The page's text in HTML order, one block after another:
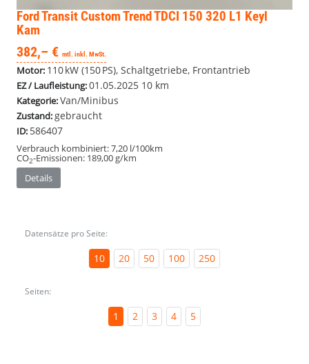
Ford Transit CustomTrend TDCI 150 320 L1 Keyl
Kam
382,– € mtl. inkl. MwSt.
Motor: 110 kW (150 PS), Schaltgetriebe, Frontantrieb
EZ / Laufleistung:01.05.2025 10 km
Kategorie:Van/Minibus
Zustand:gebraucht
ID: 586407
Verbrauch kombiniert:7,20 l/100km
CO2-Emissionen: 189,00 g/km
Details
Datensätze pro Seite:
10 20 50 100 250
Seiten:
1 2 3 4 5